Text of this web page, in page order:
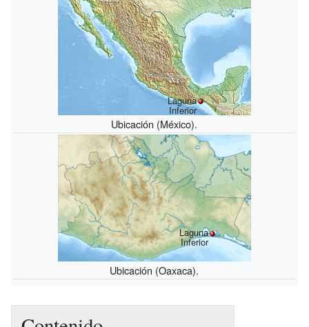
Laguna
Inferior
Ubicación (México).
Laguna
Inferior
Ubicación (Oaxaca).